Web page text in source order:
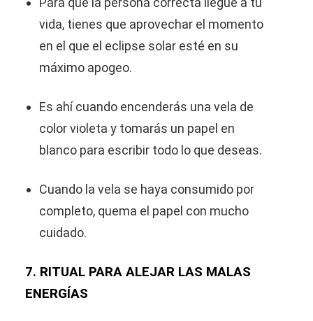
vida, tienes que aprovechar el momento
en el que el eclipse solar esté en su
máximo apogeo.
Es ahí cuando encenderás una vela de
color violeta y tomarás un papel en
blanco para escribir todo lo que deseas.
Cuando la vela se haya consumido por
completo, quema el papel con mucho
cuidado.
7. RITUAL PARA ALEJAR LAS MALAS
ENERGÍAS